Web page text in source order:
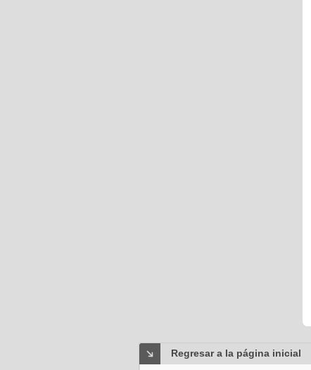
Regresar a la página inicial